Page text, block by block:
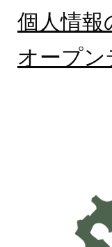
個人情報
オープン